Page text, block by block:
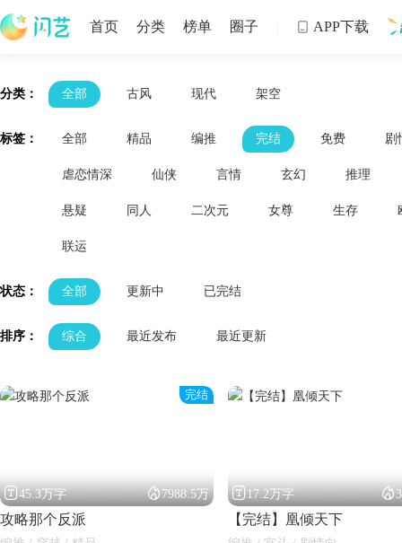
首页 分类 榜单 圈子  APP下载
分类： 全部 古风 现代 架空
标签： 全部 精品 编推 完结 免费 剧
虐恋情深 仙侠 言情 玄幻 推理
悬疑 同人 二次元 女尊 生存
联运
状态： 全部 更新中 已完结
排序： 综合 最近发布 最近更新
完结
45.3万字 7988.5万
攻略那个反派
17.2万字 
【完结】凰倾天下